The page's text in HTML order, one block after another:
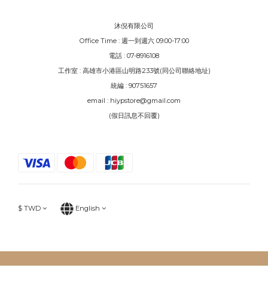
沐倪有限公司
Office Time : 週一到週六 09:00-17:00
電話 : 07-8916108
工作室 : 高雄市小港區山明路233號(同公司聯絡地址)
統編 : 90751657
email : hiypstore@gmail.com
(假日訊息不回覆)
$ TWD English